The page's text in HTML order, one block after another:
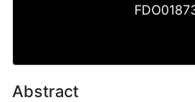
Abstract